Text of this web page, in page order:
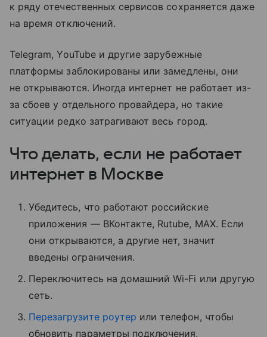
к ряду отечественных сервисов сохраняется даже
на время отключений.
Telegram, YouTube и другие зарубежные
платформы заблокированы или замедлены, они
не открываются. Иногда интернет не работает из-
за сбоев у отдельного провайдера, но такие
ситуации редко затрагивают весь город.
Что делать, если не работает
интернет в Москве
Убедитесь, что работают российские
приложения — ВКонтакте, Rutube, MAX. Если
они открываются, а другие нет, значит
введены ограничения.
Переключитесь на домашний Wi-Fi или другую
сеть.
Перезагрузите роутер или телефон, чтобы
обновить параметры подключения.